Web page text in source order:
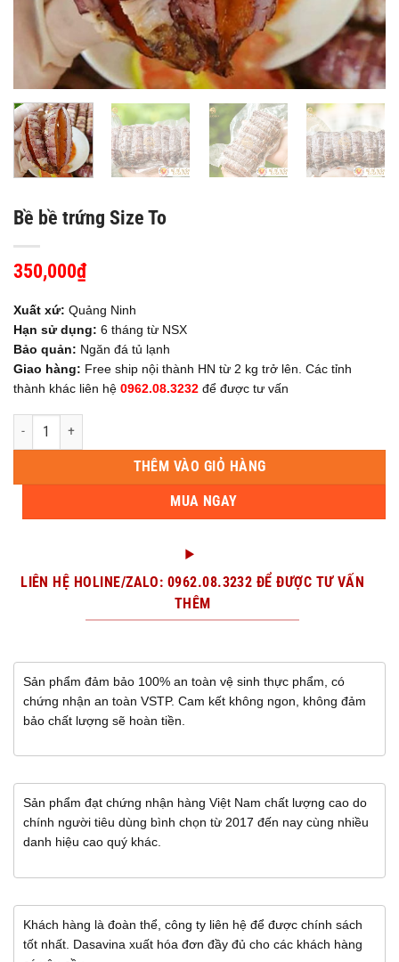
Bề bề trứng Size To
350,000₫
Xuất xứ: Quảng Ninh
Hạn sử dụng: 6 tháng từ NSX
Bảo quản: Ngăn đá tủ lạnh
Giao hàng: Free ship nội thành HN từ 2 kg trở lên. Các tỉnh
thành khác liên hệ 0962.08.3232 để được tư vấn
Bề bề trứng Size To số lượng
THÊM VÀO GIỎ HÀNG
MUA NGAY
LIÊN HỆ HOLINE/ZALO: 0962.08.3232 ĐỂ ĐƯỢC TƯ VẤN
THÊM
Sản phẩm đảm bảo 100% an toàn vệ sinh thực phẩm, có
chứng nhận an toàn VSTP. Cam kết không ngon, không đảm
bảo chất lượng sẽ hoàn tiền.
Sản phẩm đạt chứng nhận hàng Việt Nam chất lượng cao do
chính người tiêu dùng bình chọn từ 2017 đến nay cùng nhiều
danh hiệu cao quý khác.
Khách hàng là đoàn thể, công ty liên hệ để được chính sách
tốt nhất. Dasavina xuất hóa đơn đầy đủ cho các khách hàng